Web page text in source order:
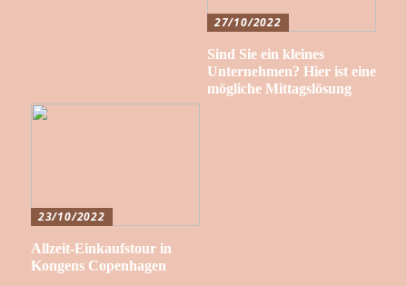
27/10/2022
Sind Sie ein kleines
Unternehmen? Hier ist eine
mögliche Mittagslösung
23/10/2022
Allzeit-Einkaufstour in
Kongens Copenhagen